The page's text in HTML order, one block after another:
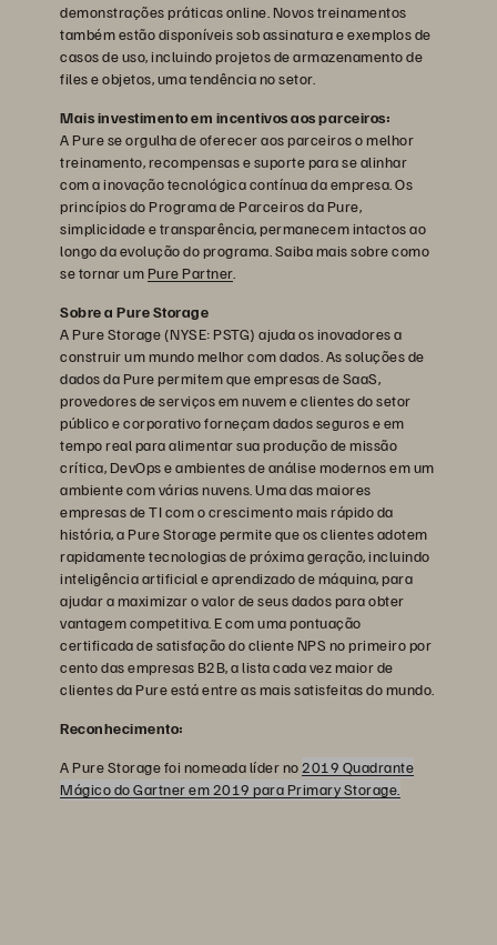
demonstrações práticas online. Novos treinamentos
também estão disponíveis sob assinatura e exemplos de
casos de uso, incluindo projetos de armazenamento de
files e objetos, uma tendência no setor.
Mais investimento em incentivos aos parceiros:
A Pure se orgulha de oferecer aos parceiros o melhor
treinamento, recompensas e suporte para se alinhar
com a inovação tecnológica contínua da empresa. Os
princípios do Programa de Parceiros da Pure,
simplicidade e transparência, permanecem intactos ao
longo da evolução do programa. Saiba mais sobre como
se tornar um Pure Partner.
Sobre a Pure Storage
A Pure Storage (NYSE: PSTG) ajuda os inovadores a
construir um mundo melhor com dados. As soluções de
dados da Pure permitem que empresas de SaaS,
provedores de serviços em nuvem e clientes do setor
público e corporativo forneçam dados seguros e em
tempo real para alimentar sua produção de missão
crítica, DevOps e ambientes de análise modernos em um
ambiente com várias nuvens. Uma das maiores
empresas de TI com o crescimento mais rápido da
história, a Pure Storage permite que os clientes adotem
rapidamente tecnologias de próxima geração, incluindo
inteligência artificial e aprendizado de máquina, para
ajudar a maximizar o valor de seus dados para obter
vantagem competitiva. E com uma pontuação
certificada de satisfação do cliente NPS no primeiro por
cento das empresas B2B, a lista cada vez maior de
clientes da Pure está entre as mais satisfeitas do mundo.
Reconhecimento:
A Pure Storage foi nomeada líder no2019 Quadrante
Mágico do Gartner em 2019 para Primary Storage.